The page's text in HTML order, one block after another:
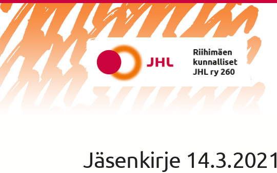
Siirry
sivun
sisältöön
Riihimäen Kunnalliset ry yhdistys 260
Jäsenkirje 14.3.2021